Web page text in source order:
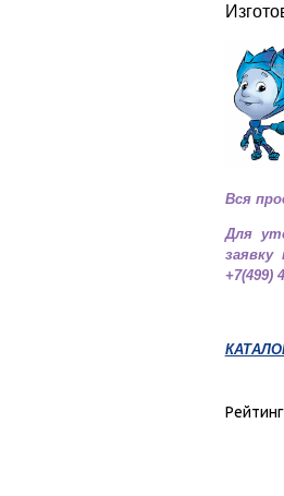
Вся
Для
+7(499)